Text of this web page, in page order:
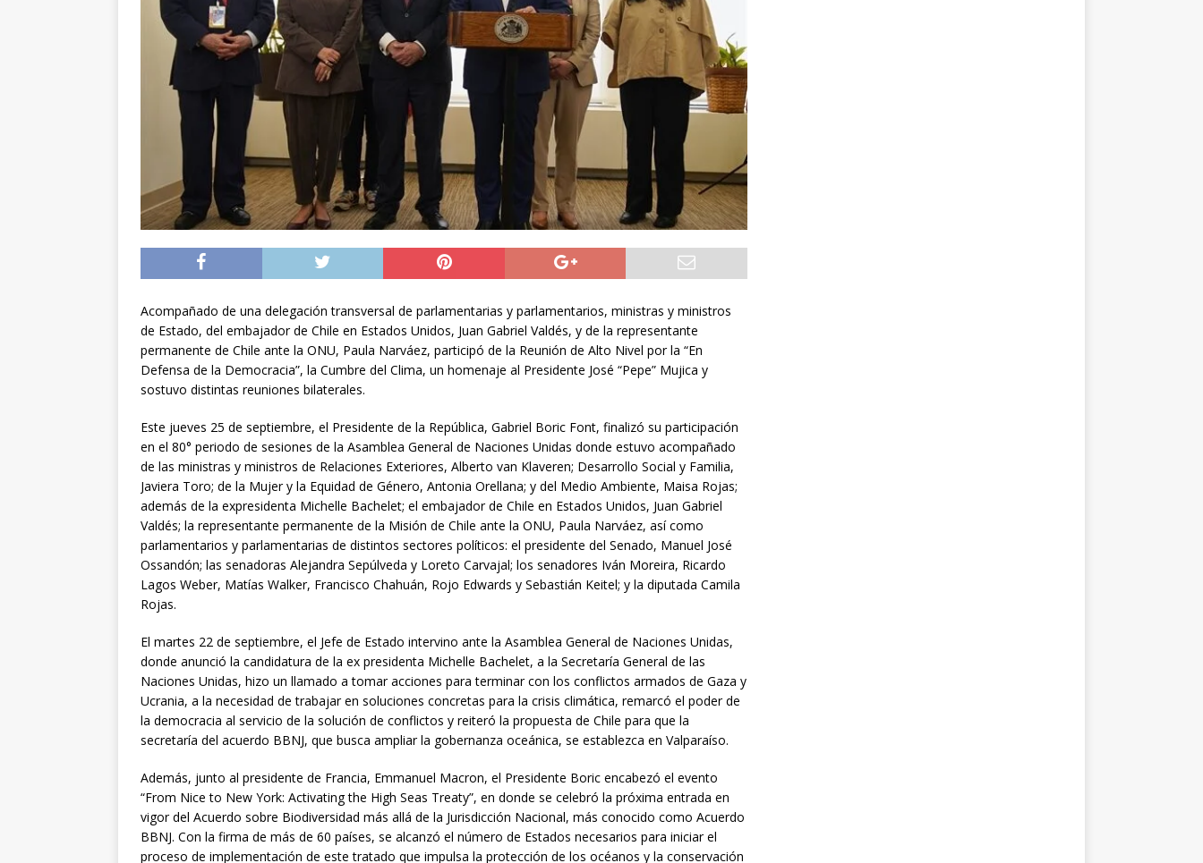
[ 05/08/2026 ]
Diputado Álvaro Jofre alerta por el futuro del Casino Municipal de
Iquique
DEPORTES
[ 05/08/2026 ]
Concejo Municipal aprueba proyecto para mejorar el alumbrado
público del sector El Boro
ALTO HOSPICIO
[ 06/08/2026 ]
El papa León XIV viajará a Uruguay, Argentina y Perú del 6 al 17 de
noviembre
INTERNACIONAL
Acompañado de una delegación transversal de parlamentarias y parlamentarios, ministras y ministros
de Estado, del embajador de Chile en Estados Unidos, Juan Gabriel Valdés, y de la representante
permanente de Chile ante la ONU, Paula Narváez, participó de la Reunión de Alto Nivel por la “En
Defensa de la Democracia”, la Cumbre del Clima, un homenaje al Presidente José “Pepe” Mujica y
sostuvo distintas reuniones bilaterales.
Este jueves 25 de septiembre, el Presidente de la República, Gabriel Boric Font, finalizó su participación
en el 80° periodo de sesiones de la Asamblea General de Naciones Unidas donde estuvo acompañado
de las ministras y ministros de Relaciones Exteriores, Alberto van Klaveren; Desarrollo Social y Familia,
Javiera Toro; de la Mujer y la Equidad de Género, Antonia Orellana; y del Medio Ambiente, Maisa Rojas;
además de la expresidenta Michelle Bachelet; el embajador de Chile en Estados Unidos, Juan Gabriel
Valdés; la representante permanente de la Misión de Chile ante la ONU, Paula Narváez, así como
parlamentarios y parlamentarias de distintos sectores políticos: el presidente del Senado, Manuel José
Ossandón; las senadoras Alejandra Sepúlveda y Loreto Carvajal; los senadores Iván Moreira, Ricardo
Lagos Weber, Matías Walker, Francisco Chahuán, Rojo Edwards y Sebastián Keitel; y la diputada Camila
Rojas.
El martes 22 de septiembre, el Jefe de Estado intervino ante la Asamblea General de Naciones Unidas,
donde anunció la candidatura de la ex presidenta Michelle Bachelet, a la Secretaría General de las
Naciones Unidas, hizo un llamado a tomar acciones para terminar con los conflictos armados de Gaza y
Ucrania, a la necesidad de trabajar en soluciones concretas para la crisis climática, remarcó el poder de
la democracia al servicio de la solución de conflictos y reiteró la propuesta de Chile para que la
secretaría del acuerdo BBNJ, que busca ampliar la gobernanza oceánica, se establezca en Valparaíso.
Además, junto al presidente de Francia, Emmanuel Macron, el Presidente Boric encabezó el evento
“From Nice to New York: Activating the High Seas Treaty”, en donde se celebró la próxima entrada en
vigor del Acuerdo sobre Biodiversidad más allá de la Jurisdicción Nacional, más conocido como Acuerdo
BBNJ. Con la firma de más de 60 países, se alcanzó el número de Estados necesarios para iniciar el
proceso de implementación de este tratado que impulsa la protección de los océanos y la conservación